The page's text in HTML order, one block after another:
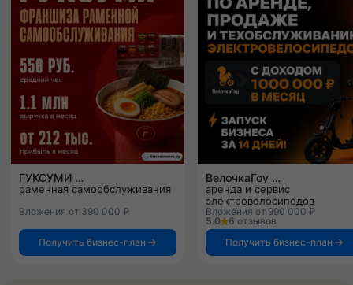
ГУКСУМИ
раменная самообслуживания
Вложения от 390 000 ₽
Получить бизнес-план
ВелочкаГоу
аренда и сервис
электровелосипедов
Вложения от 990 000 ₽
5.0
6 отзывов
Получить бизнес-план